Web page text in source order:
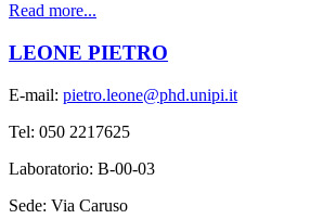
Read more...
LEONE PIETRO
E-mail: pietro.leone@phd.unipi.it
Tel: 050 2217625
Laboratorio: B-00-03
Sede: Via Caruso